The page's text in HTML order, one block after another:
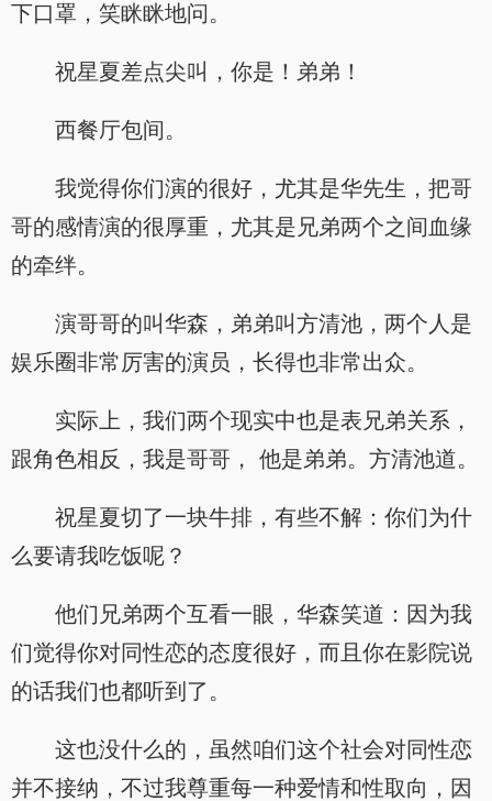
下口罩，笑眯眯地问。
祝星夏差点尖叫，你是！弟弟！
西餐厅包间。
我觉得你们演的很好，尤其是华先生，把哥
哥的感情演的很厚重，尤其是兄弟两个之间血缘
的牵绊。
演哥哥的叫华森，弟弟叫方清池，两个人是
娱乐圈非常厉害的演员，长得也非常出众。
实际上，我们两个现实中也是表兄弟关系，
跟角色相反，我是哥哥， 他是弟弟。方清池道。
祝星夏切了一块牛排，有些不解：你们为什
么要请我吃饭呢？
他们兄弟两个互看一眼，华森笑道：因为我
们觉得你对同性恋的态度很好，而且你在影院说
的话我们也都听到了。
这也没什么的，虽然咱们这个社会对同性恋
并不接纳，不过我尊重每一种爱情和性取向，因